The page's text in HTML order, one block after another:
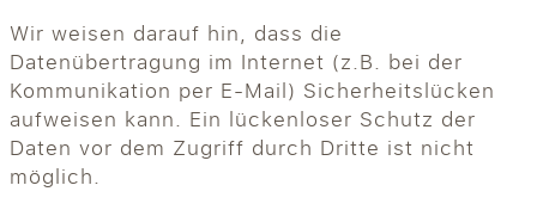
Wir weisen darauf hin, dass die
Datenübertragung im Internet (z.B. bei der
Kommunikation per E-Mail) Sicherheitslücken
aufweisen kann. Ein lückenloser Schutz der
Daten vor dem Zugriff durch Dritte ist nicht
möglich.